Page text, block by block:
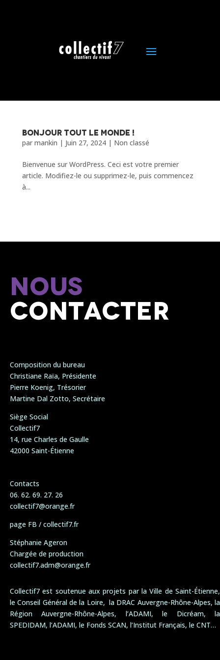
Bonjour Tout Le Monde !
par mankin | Juin 27, 2024| Non classé
Bienvenue sur WordPress. Ceci est votre premier
article. Modifiez-le ou supprimez-le, puis commencez
à...
Nous
contacter
Composition du bureau
Christiane Raïa, Présidente
Pierre Koenig, Trésorier
Martine Dal Zotto, Secrétaire
Siège Social
Collectif7
14, rue Charles de Gaulle
42000 Saint-Étienne
Contacts
06. 62. 69. 27. 26
collectif7@orange.fr
page FB / collectif7.fr
Stéphanie Ageron
Chargée de production
collectif7.adm@orange.fr
Collectif7 est soutenue aux projets par la Ville de Saint-Étienne,
le Conseil Général de la Loire, la DRAC Auvergne-Rhône-Alpes, la
Région Auvergne-Rhône-Alpes, l’ADAMI, le Dicréam, la
SPEDIDAM, l’ADAMI, le Fonds SCAN, l’Institut Français, le CNT…